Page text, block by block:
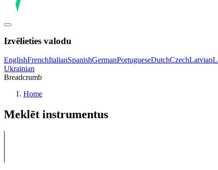
Izvēlieties valodu
EnglishFrenchItalianSpanishGermanPortugueseDutchCzechLatvian
Ukrainian
Breadcrumb
Home
Meklēt instrumentus